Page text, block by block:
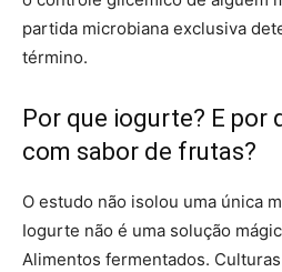
partida microbiana exclusiva
término.
Por que iogurte? E por
com sabor de frutas?
O estudo não isolou uma única
Iogurte não é uma solução
Alimentos fermentados.